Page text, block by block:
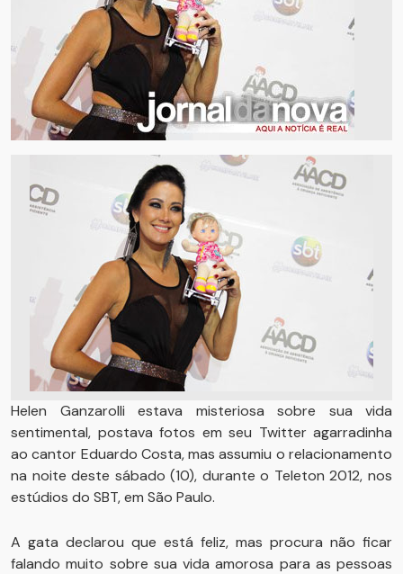
Helen Ganzarolli estava misteriosa sobre sua vida
sentimental, postava fotos em seu Twitter agarradinha
ao cantor Eduardo Costa, mas assumiu o relacionamento
na noite deste sábado (10), durante o Teleton 2012, nos
estúdios do SBT, em São Paulo.
A gata declarou que está feliz, mas procura não ficar
falando muito sobre sua vida amorosa para as pessoas